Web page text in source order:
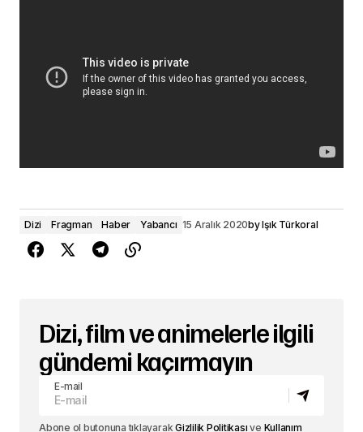
Dizi Fragman Haber Yabancı 15 Aralık 2020byIşık Türkoral
Dizi, film ve animelerle ilgili
gündemi kaçırmayın
E-mail
Abone ol butonuna tıklayarakGizlilik Politikası ve Kullanım